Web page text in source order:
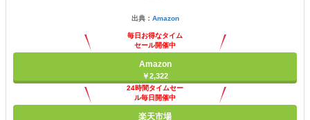
出典： Amazon
毎日お得なタイム
セール開催中
Amazon
￥2,322
24時間タイムセー
ル毎日開催中
楽天市場